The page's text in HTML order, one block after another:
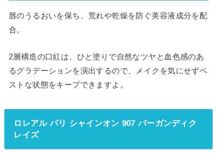
唇のうるおいを保ち、荒れや乾燥を防ぐ美容液成分を配
合。
2層構造の口紅は、ひと塗りで自然なツヤと血色感のあ
るグラデーションを演出するので、メイクを気にせずベ
ストな状態をキープできますよ。
ロレアル パリ シャインオン 907 バーガンディク
レイズ